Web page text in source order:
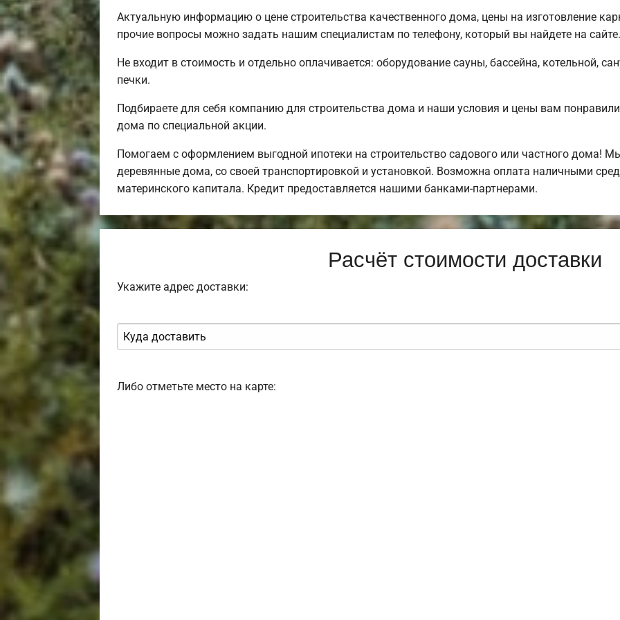
Актуальную информацию о цене строительства качественного дома, цены на изготовление
прочие вопросы можно задать нашим специалистам по телефону, который вы найдете на сайте.
Не входит в стоимость и отдельно оплачивается: оборудование сауны, бассейна, котельной,
печки.
Подбираете для себя компанию для строительства дома и наши условия и цены вам
дома по специальной акции.
Помогаем с оформлением выгодной ипотеки на строительство садового или частного дома!
деревянные дома, со своей транспортировкой и установкой. Возможна оплата наличными
материнского капитала. Кредит предоставляется нашими банками-партнерами.
Расчёт стоимости доставки
Укажите адрес доставки:
Либо отметьте место на карте: